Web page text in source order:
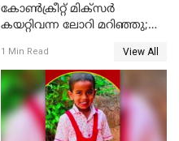
കോണ്‍ക്രീറ്റ് മിക്‌സര്‍
കയറ്റിവന്ന ലോറി മറിഞ്ഞു;
അപകടം കണ്ണൂരിൽ
1 Min Read View All